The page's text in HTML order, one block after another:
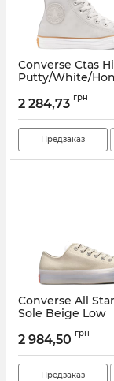
Converse Ctas
Putty/White/
2 284,73 грн
Предзаказ
Converse All
Sole Beige Low
2 984,50 грн
Предзаказ